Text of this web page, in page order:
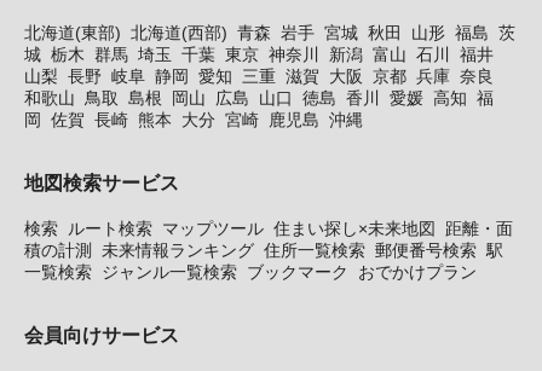
北海道(東部) 北海道(西部) 青森 岩手 宮城 秋田 山形 福島 茨
城 栃木 群馬 埼玉 千葉 東京 神奈川 新潟 富山 石川
福井
山梨 長野 岐阜 静岡 愛知 三重 滋賀 大阪 京都 兵庫 奈良
和歌山
鳥取 島根 岡山 広島 山口 徳島 香川 愛媛 高知 福
岡
佐賀 長崎 熊本 大分 宮崎 鹿児島 沖縄
地図検索サービス
検索 ルート検索 マップツール 住まい探し×未来地図
距離・面
積の計測 未来情報ランキング 住所一覧検索 郵便番号検索 駅
一覧検索 ジャンル一覧検索 ブックマーク おでかけプラン
会員向けサービス